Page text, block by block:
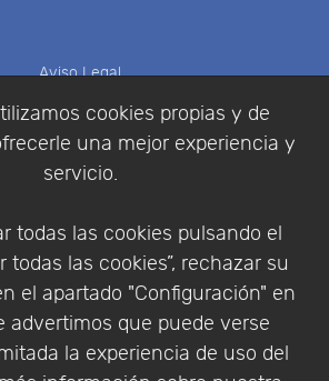
cookies propias y de
una mejor experiencia y
servicio.
todas las cookies pulsando el
todas las cookies”, rechazar su
el apartado "Configuración" en
advertimos que puede verse
la experiencia de uso del
Aviso Legal
Política de Privacidad
de compra
Identificarse
Legal| Política de Privacidad |